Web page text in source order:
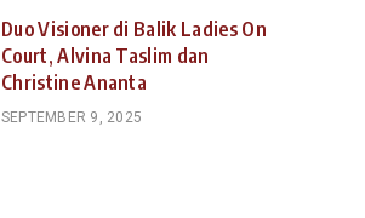
Duo Visioner di Balik Ladies On
Court, Alvina Taslim dan
Christine Ananta
SEPTEMBER 9, 2025